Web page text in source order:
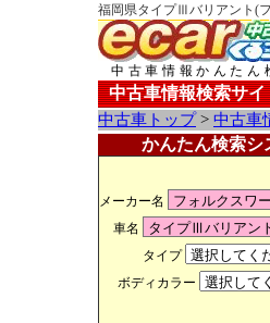
福岡県タイプⅢバリアント(
中古車情報かんたん
中古車情報検索サイ
中古車トップ> 中古車
かんたん検索シ
メーカー名
車名
タイプ
ボディカラー